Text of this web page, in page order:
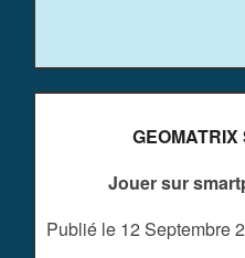
GEOMATRIX
Jouer sur
Publié le 12 Septembre